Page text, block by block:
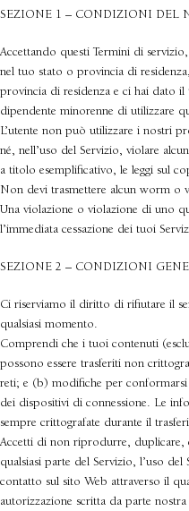
SEZIONE 1 – CONDIZIONI DEL
Accettando questi Termini di
nel tuo stato o provincia di
provincia di residenza e ci hai dato il
dipendente minorenne di utilizzare
L’utente non può utilizzare i nostri
né, nell’uso del Servizio, violare
a titolo esemplificativo, le leggi sul
Non devi trasmettere alcun worm o
Una violazione o violazione di uno
l’immediata cessazione dei tuoi
SEZIONE 2 – CONDIZIONI
Ci riserviamo il diritto di rifiutare il
qualsiasi momento.
Comprendi che i tuoi contenuti
possono essere trasferiti non
reti; e (b) modifiche per conformarsi
dei dispositivi di connessione. Le
sempre crittografate durante il
Accetti di non riprodurre, duplicare,
qualsiasi parte del Servizio, l’uso del
contatto sul sito Web attraverso il
autorizzazione scritta da parte nostra